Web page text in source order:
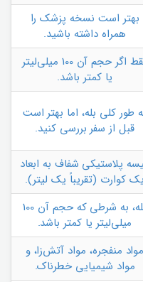
بهتر است نسخه پزشک را
همراه داشته باشید.
فقط اگر حجم آن 100 میلی‌لیتر
یا کمتر باشد.
طور کلی بله، اما بهتر است
قبل از سفر بررسی کنید.
پلاستیکی شفاف به ابعاد
یک کوارت (تقریباً یک لیتر).
بله، به شرطی که حجم آن 100
میلی‌لیتر یا کمتر باشد.
مواد منفجره، مواد آتش‌زا، و
مواد شیمیایی خطرناک.